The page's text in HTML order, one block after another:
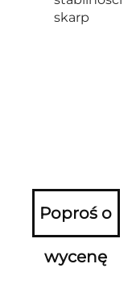
skarp
Poproś o
wycenę